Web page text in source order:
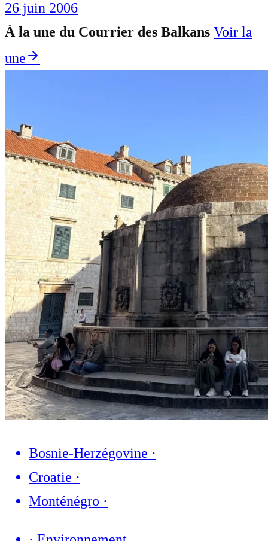
26 juin 2006
À la une du Courrier des Balkans Voir la
une
Bosnie-Herzégovine ·
Croatie ·
Monténégro ·